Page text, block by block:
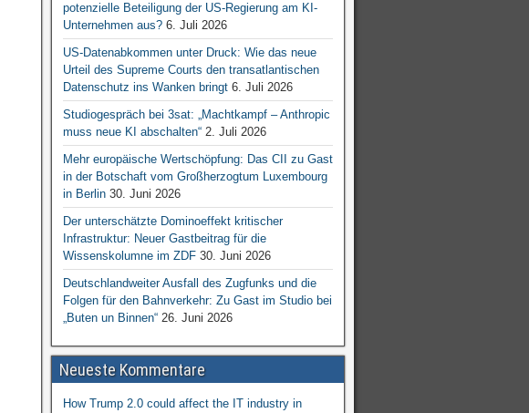
potenzielle Beteiligung der US-Regierung am KI-
Unternehmen aus? 6. Juli 2026
US-Datenabkommen unter Druck: Wie das neue
Urteil des Supreme Courts den transatlantischen
Datenschutz ins Wanken bringt 6. Juli 2026
Studiogespräch bei 3sat: „Machtkampf – Anthropic
muss neue KI abschalten“ 2. Juli 2026
Mehr europäische Wertschöpfung: Das CII zu Gast
in der Botschaft vom Großherzogtum Luxembourg
in Berlin 30. Juni 2026
Der unterschätzte Dominoeffekt kritischer
Infrastruktur: Neuer Gastbeitrag für die
Wissenskolumne im ZDF 30. Juni 2026
Deutschlandweiter Ausfall des Zugfunks und die
Folgen für den Bahnverkehr: Zu Gast im Studio bei
„Buten un Binnen“ 26. Juni 2026
Neueste Kommentare
How Trump 2.0 could affect the IT industry in